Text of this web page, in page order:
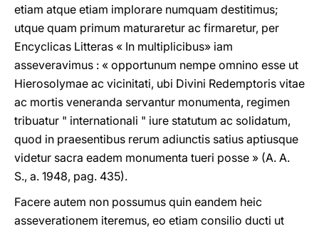
etiam atque etiam implorare numquam destitimus;
utque quam primum maturaretur ac firmaretur, per
Encyclicas Litteras « In multiplicibus» iam
asseveravimus : « opportunum nempe omnino esse ut
Hierosolymae ac vicinitati, ubi Divini Redemptoris vitae
ac mortis veneranda servantur monumenta, regimen
tribuatur " internationali " iure statutum ac solidatum,
quod in praesentibus rerum adiunctis satius aptiusque
videtur sacra eadem monumenta tueri posse » (A. A.
S., a. 1948, pag. 435).
Facere autem non possumus quin eandem heic
asseverationem iteremus, eo etiam consilio ducti ut